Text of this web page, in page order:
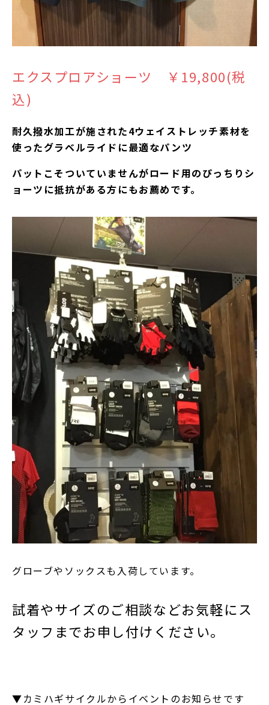
エクスプロアショーツ ￥19,800(税
込)
耐久撥水加工が施された4ウェイストレッチ素材を
使ったグラベルライドに最適なパンツ
パットこそついていませんがロード用のぴっちりシ
ョーツに抵抗がある方にもお薦めです。
グローブやソックスも入荷しています。
試着やサイズのご相談などお気軽にス
タッフまでお申し付けください。
▼カミハギサイクルからイベントのお知らせです